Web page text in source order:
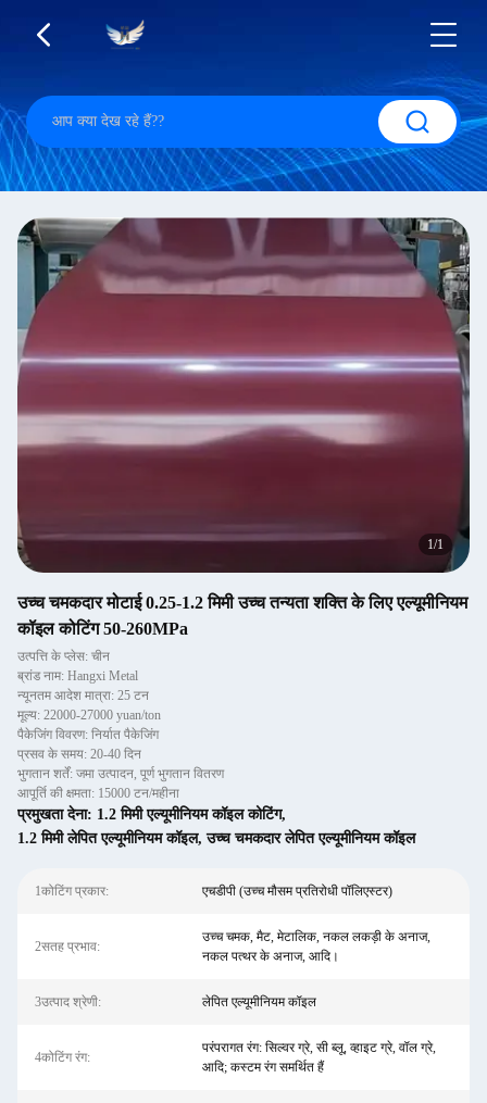
1/1
उच्च चमकदार मोटाई 0.25-1.2 मिमी उच्च तन्यता शक्ति के लिए एल्यूमीनियम
कॉइल कोटिंग 50-260MPa
उत्पत्ति के प्लेस: चीन
ब्रांड नाम: Hangxi Metal
न्यूनतम आदेश मात्रा: 25 टन
मूल्य: 22000-27000 yuan/ton
पैकेजिंग विवरण: निर्यात पैकेजिंग
प्रसव के समय: 20-40 दिन
भुगतान शर्तें: जमा उत्पादन, पूर्ण भुगतान वितरण
आपूर्ति की क्षमता: 15000 टन/महीना
प्रमुखता देना: 1.2 मिमी एल्यूमीनियम कॉइल कोटिंग,
1.2 मिमी लेपित एल्यूमीनियम कॉइल,उच्च चमकदार लेपित एल्यूमीनियम कॉइल
1कोटिंग प्रकार: एचडीपी (उच्च मौसम प्रतिरोधी पॉलिएस्टर)
2सतह प्रभाव:
उच्च चमक, मैट, मेटालिक, नकल लकड़ी के अनाज,
नकल पत्थर के अनाज, आदि।
3उत्पाद श्रेणी: लेपित एल्यूमीनियम कॉइल
4कोटिंग रंग:
परंपरागत रंग: सिल्वर ग्रे, सी ब्लू, व्हाइट ग्रे, वॉल ग्रे,
आदि; कस्टम रंग समर्थित हैं